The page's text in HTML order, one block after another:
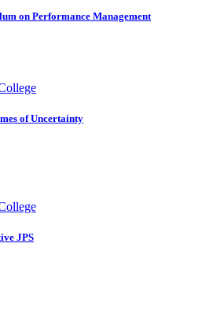
on Performance Management
of Uncertainty
JPS